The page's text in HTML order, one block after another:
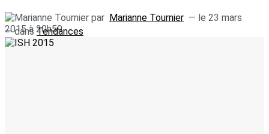
par Marianne Tournier — le 23 mars
2015 à 20h59
— dansTendances